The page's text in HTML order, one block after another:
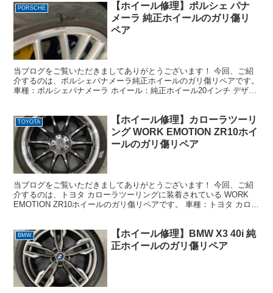
PORSCHE
【ホイール修理】ポルシェ パナ
メーラ 純正ホイールのガリ傷リ
ペア
当ブログをご覧いただきましてありがとうございます！ 今回、ご紹
介するのは、ポルシェパナメーラ純正ホイールのガリ傷リペアです。
車種：ポルシェパナメーラ ホイール：純正ホイール20インチ デザイ
TOYOTA
【ホイール修理】カローラツーリ
ング WORK EMOTION ZR10ホイ
ールのガリ傷リペア
当ブログをご覧いただきましてありがとうございます！ 今回、ご紹
介するのは、トヨタ カローラツーリングに装着されている WORK
EMOTION ZR10ホイールのガリ傷リペアです。 車種：トヨタ カロー
BMW
【ホイール修理】BMW X3 40i 純
正ホイールのガリ傷リペア